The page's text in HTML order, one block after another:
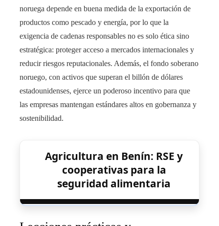
noruega depende en buena medida de la exportación de
productos como pescado y energía, por lo que la
exigencia de cadenas responsables no es solo ética sino
estratégica: proteger acceso a mercados internacionales y
reducir riesgos reputacionales. Además, el fondo soberano
noruego, con activos que superan el billón de dólares
estadounidenses, ejerce un poderoso incentivo para que
las empresas mantengan estándares altos en gobernanza y
sostenibilidad.
Agricultura en Benín: RSE y
cooperativas para la
seguridad alimentaria